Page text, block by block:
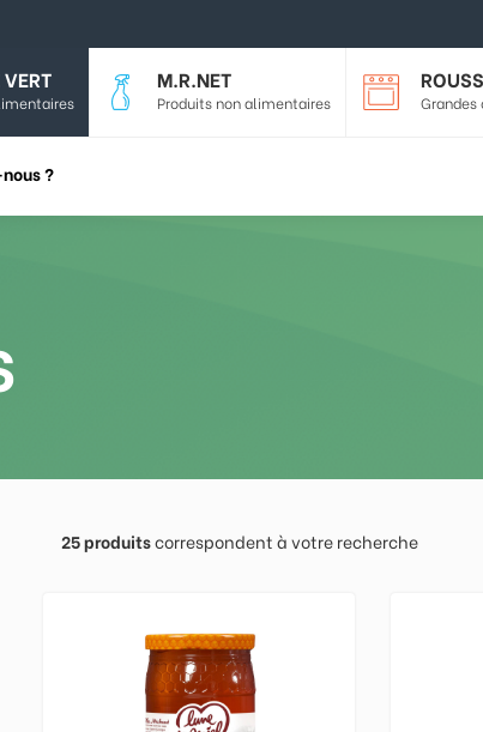
M.R.NET
Produits non alimentaires Grandes
?
25produitscorrespondent à votre recherche